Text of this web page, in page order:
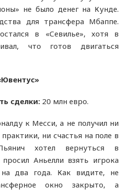
не было денег на Кунде.
для трансфера Мбаппе.
в «Севилье», хотя в
что готов двигаться
сделки: 20 млн евро.
к Месси, а не получил ни
ни счастья на поле в
хотел вернуться в
Аньелли взять игрока
два года. Как видите, не
окно закрыто, а